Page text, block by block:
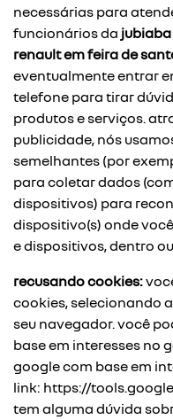
necessárias para
funcionários da
renault em feira de
eventualmente entrar
telefone para tirar
produtos e serviços.
publicidade, nós
semelhantes (por
para coletar dados
dispositivos) para
dispositivo(s) onde
e dispositivos, dentro
recusando cookies:
cookies, selecionando
seu navegador. você
base em interesses no
google com base em
link: https://
tem alguma dúvida